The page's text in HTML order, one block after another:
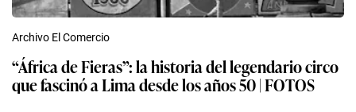
Archivo El Comercio
“África de Fieras”: la historia del legendario circo
que fascinó a Lima desde los años 50 | FOTOS